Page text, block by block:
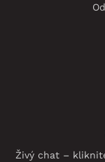
Živý chat –